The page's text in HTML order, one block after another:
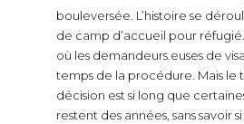
bouleversée. L’histoire se
de camp d’accueil pour
où les demandeurs.euses de
temps de la procédure. Mais le
décision est si long que
restent des années, sans savoir